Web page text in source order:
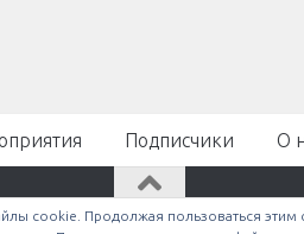
Подписчики О
cookie. Продолжая пользоваться этим